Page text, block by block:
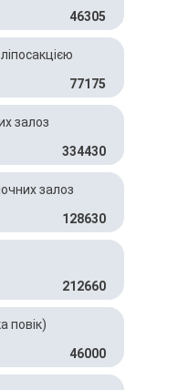
46305
77175
залоз
334430
залоз
128630
212660
повік)
46000